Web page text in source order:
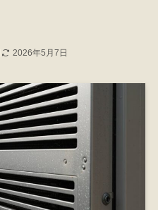
2026年5月7日